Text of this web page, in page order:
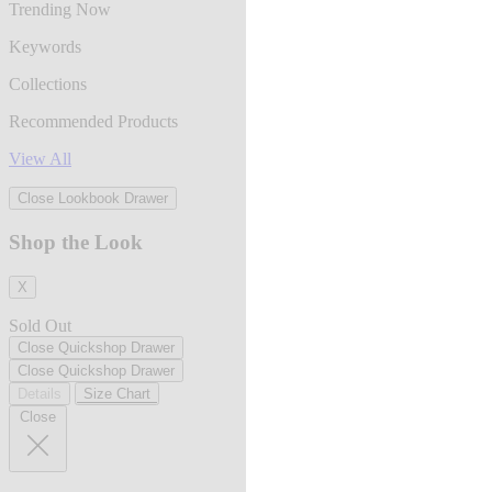
Trending Now
Keywords
Collections
Recommended Products
View All
Close Lookbook Drawer
Shop the Look
X
Sold Out
Close Quickshop Drawer
Close Quickshop Drawer
Size Chart
Close